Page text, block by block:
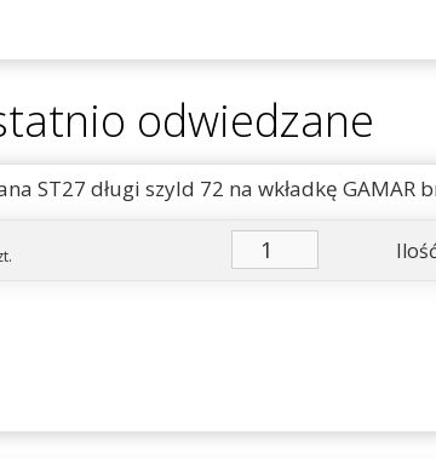
odwiedzane
ST27 długi szyld 72 na wkładkę GAMAR